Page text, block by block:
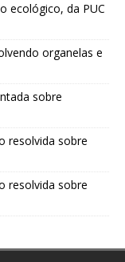
ecológico, da PUC
organelas e
sobre
resolvida sobre
resolvida sobre